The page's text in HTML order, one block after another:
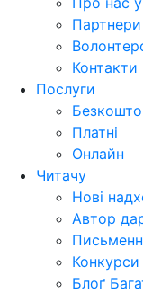
Партнери
Контакти
Послуги
Платні
Онлайн
Читачу
Нові
Автор
Конкурси
Блоґ